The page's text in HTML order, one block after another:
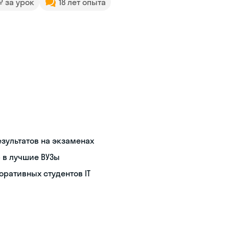
за урок 18 лет опыта
на экзаменах
в лучшие ВУЗы
студентов IT